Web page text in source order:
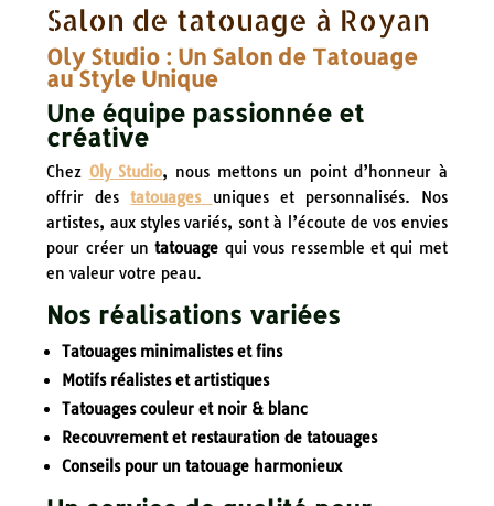
Salon de tatouage à Royan
Oly Studio : Un Salon de Tatouage
au Style Unique
Une équipe passionnée et
créative
Chez Oly Studio, nous mettons un point d’honneur à
offrir des tatouages
uniques et personnalisés. Nos
artistes, aux styles variés, sont à l’écoute de vos envies
pour créer un tatouage qui vous ressemble et qui met
en valeur votre peau.
Nos réalisations variées
Tatouages minimalistes et fins
Motifs réalistes et artistiques
Tatouages couleur et noir & blanc
Recouvrement et restauration de tatouages
Conseils pour un tatouage harmonieux